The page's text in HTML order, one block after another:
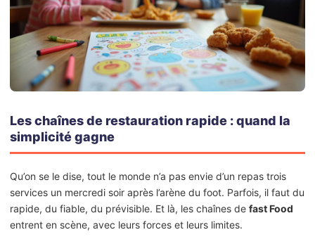
Les chaînes de restauration rapide : quand la
simplicité gagne
Qu’on se le dise, tout le monde n’a pas envie d’un repas trois
services un mercredi soir après l’arène du foot. Parfois, il faut du
rapide, du fiable, du prévisible. Et là, les chaînes de fast Food
entrent en scène, avec leurs forces et leurs limites.